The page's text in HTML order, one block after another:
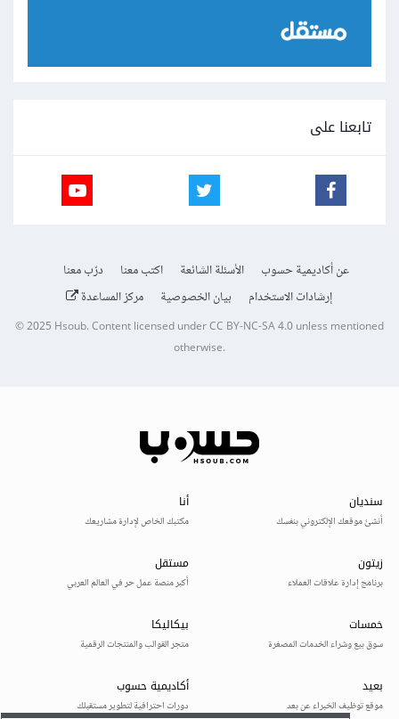
تابعنا على
عن أكاديمية حسوب الأسئلة الشائعة اكتب معنا
درّب معنا
إرشادات الاستخدام
بيان الخصوصية مركز المساعدة
© 2025Hsoub.Content licensed underCC BY-NC-SA 4.0unless mentioned
otherwise.